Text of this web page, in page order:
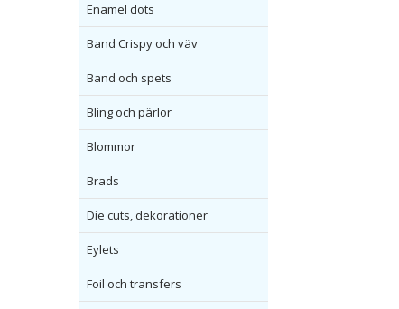
Enamel dots
Band Crispy och väv
Band och spets
Bling och pärlor
Blommor
Brads
Die cuts, dekorationer
Eylets
Foil och transfers